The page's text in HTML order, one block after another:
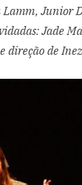
Lamm, Junior
Jade
direção de